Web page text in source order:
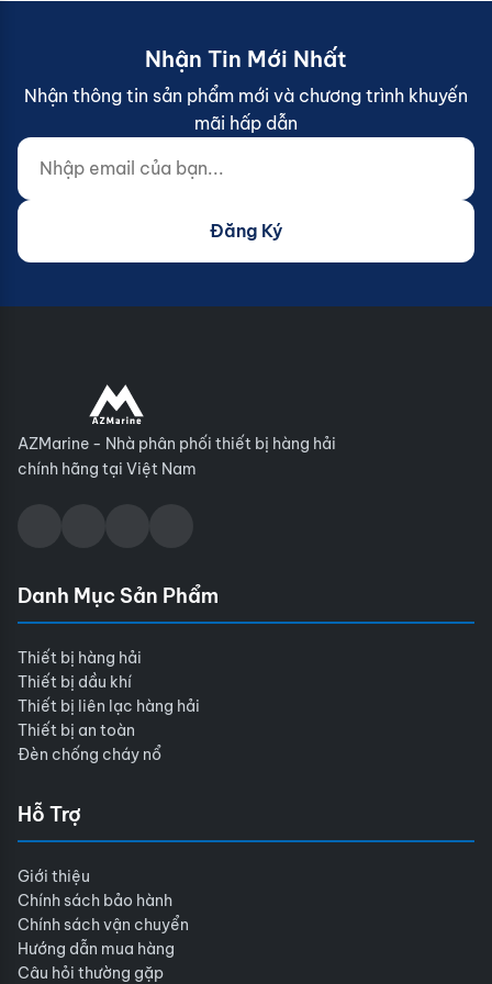
Nhận Tin Mới Nhất
Nhận thông tin sản phẩm mới và chương trình khuyến
mãi hấp dẫn
Nhập email của bạn...
Website (do not fill)
Đăng Ký
AZMarine - Nhà phân phối thiết bị hàng hải
chính hãng tại Việt Nam
Danh Mục Sản Phẩm
Thiết bị hàng hải
Thiết bị dầu khí
Thiết bị liên lạc hàng hải
Thiết bị an toàn
Đèn chống cháy nổ
Hỗ Trợ
Giới thiệu
Chính sách bảo hành
Chính sách vận chuyển
Hướng dẫn mua hàng
Câu hỏi thường gặp